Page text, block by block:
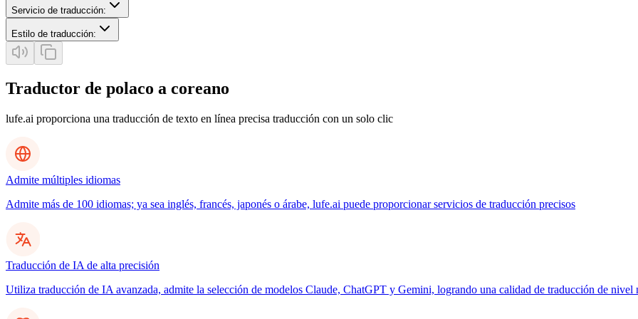
Servicio de traducción:
Estilo de traducción:
Traductor de polaco a coreano
lufe.ai proporciona una traducción de texto en línea precisa traducción con un solo clic
Admite múltiples idiomas
Admite más de 100 idiomas; ya sea inglés, francés, japonés o árabe, lufe.ai puede proporcionar servicios de traducción precisos
Traducción de IA de alta precisión
Utiliza traducción de IA avanzada, admite la selección de modelos Claude, ChatGPT y Gemini, logrando una calidad de traducción de nivel